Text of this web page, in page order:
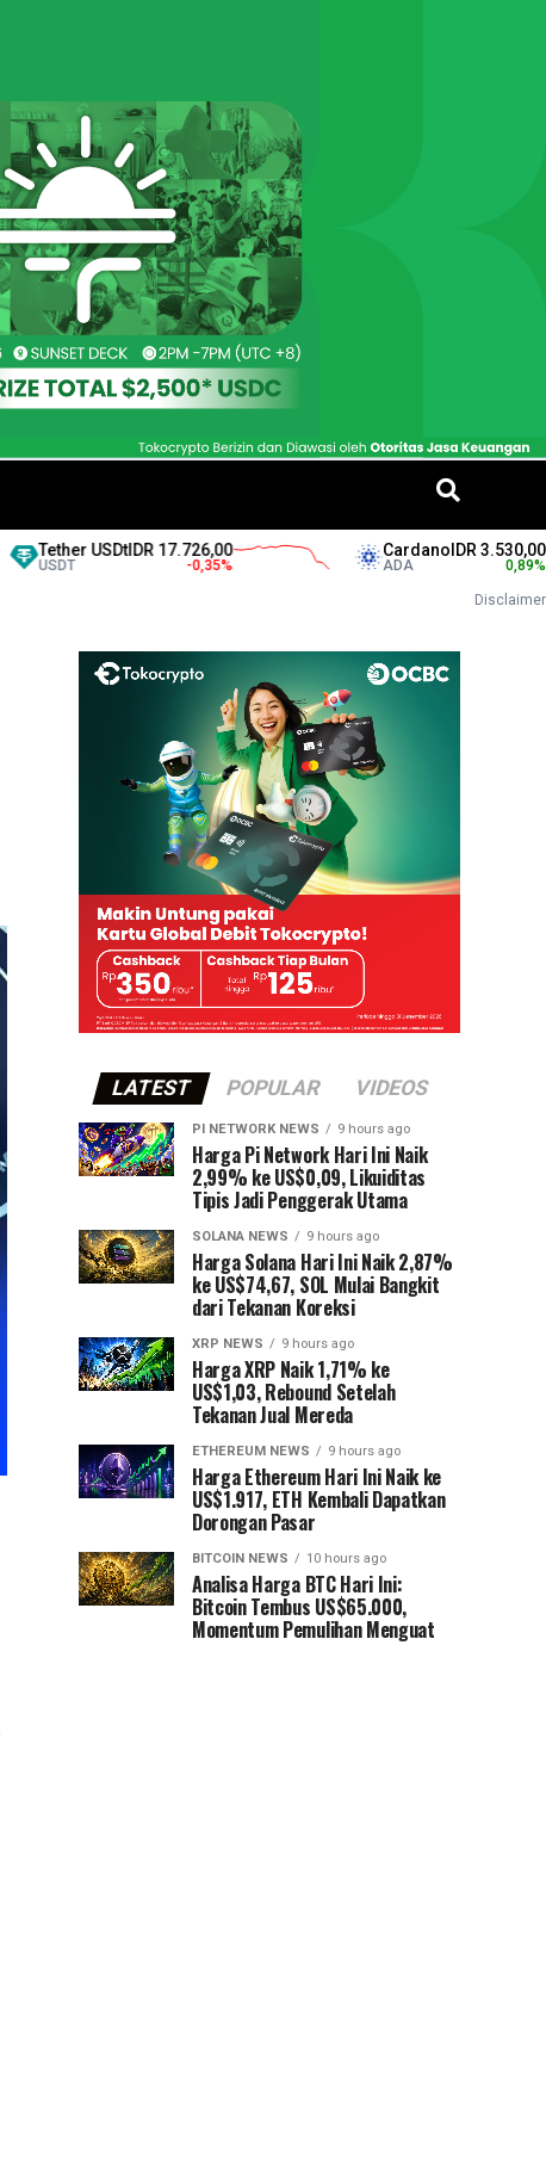
USDtIDR 17.726,00 CardanoIDR 3.530,00
ADA
Disclaimer
LATEST POPULAR VIDEOS
PI NETWORK NEWS 9 hours ago
Harga Pi Network Hari Ini Naik
2,99% ke US$0,09, Likuiditas
Tipis Jadi Penggerak Utama
SOLANA NEWS 9 hours ago
Harga Solana Hari Ini Naik 2,87%
ke US$74,67, SOL Mulai Bangkit
dari Tekanan Koreksi
XRP NEWS 9 hours ago
Harga XRP Naik 1,71% ke
US$1,03, Rebound Setelah
Tekanan Jual Mereda
ETHEREUM NEWS 9 hours ago
Harga Ethereum Hari Ini Naik ke
US$1.917, ETH Kembali Dapatkan
Dorongan Pasar
BITCOIN NEWS 10 hours ago
Analisa Harga BTC Hari Ini:
Bitcoin Tembus US$65.000,
Momentum Pemulihan Menguat